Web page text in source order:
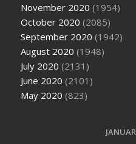
November 2020 (1954)
October 2020 (2085)
September 2020 (1942)
August 2020 (1948)
July 2020 (2131)
June 2020 (2101)
May 2020 (823)